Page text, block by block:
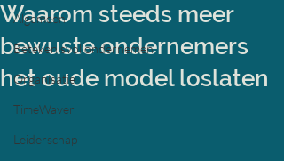
Algemeen
Betekenisvol ondernemen
Organisatie
TimeWaver
Leiderschap
Waarom steeds meer
bewuste ondernemers
het oude model loslaten